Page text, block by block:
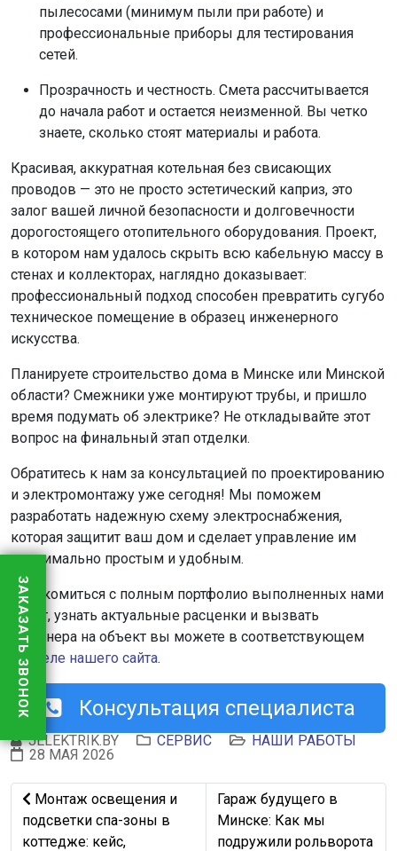
пылесосами (минимум пыли при работе) и
профессиональные приборы для тестирования
сетей.
Прозрачность и честность. Смета рассчитывается
до начала работ и остается неизменной. Вы четко
знаете, сколько стоят материалы и работа.
Красивая, аккуратная котельная без свисающих
проводов — это не просто эстетический каприз, это
залог вашей личной безопасности и долговечности
дорогостоящего отопительного оборудования. Проект,
в котором нам удалось скрыть всю кабельную массу в
стенах и коллекторах, наглядно доказывает:
профессиональный подход способен превратить сугубо
техническое помещение в образец инженерного
искусства.
Планируете строительство дома в Минске или Минской
области? Смежники уже монтируют трубы, и пришло
время подумать об электрике? Не откладывайте этот
вопрос на финальный этап отделки.
Обратитесь к нам за консультацией по проектированию
и электромонтажу уже сегодня! Мы поможем
разработать надежную схему электроснабжения,
которая защитит ваш дом и сделает управление им
максимально простым и удобным.
Ознакомиться с полным портфолио выполненных нами
работ, узнать актуальные расценки и вызвать
инженера на объект вы можете в соответствующем
разделе нашего сайта.
Консультация специалиста
JELEKTRIK.BY СЕРВИС
НАШИ РАБОТЫ
28 МАЯ 2026
Предыдущий: Монтаж освещения и подсветки спа-
Монтаж освещения и
подсветки спа-зоны в
коттедже: кейс,
Следующий: Гараж
Гараж будущего в
Минске: Как мы
подружили рольворота
ЗАКАЗАТЬ ЗВОНОК